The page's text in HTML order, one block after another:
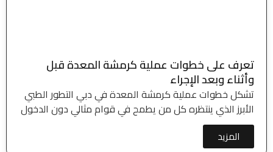
تعرف على خطوات عملية كرمشة المعدة قبل
وأثناء وبعد الإجراء
تشكل خطوات عملية كرمشة المعدة في دبي التطور الطبي
الأبرز الذي ينتظره كل من يطمح في قوام مثالي دون الدخول
المزيد